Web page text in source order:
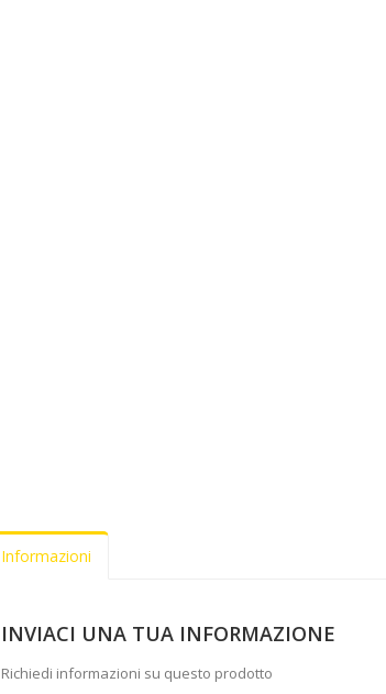
Informazioni
INVIACI UNA TUA INFORMAZIONE
Richiedi informazioni su questo prodotto